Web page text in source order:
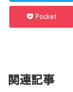
Pocket
関連記事